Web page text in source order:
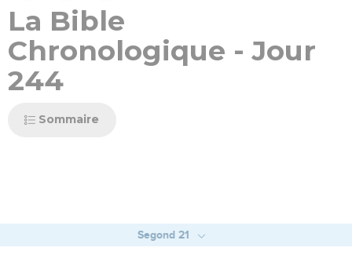
La Bible
Chronologique - Jour
244
Sommaire
Segond 21